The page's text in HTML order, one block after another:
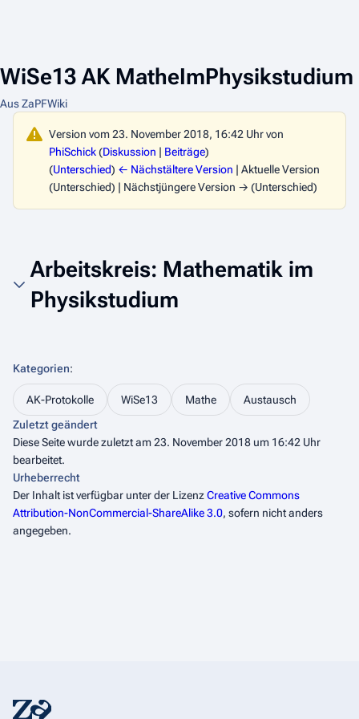
WiSe13 AK MatheImPhysikstudium
Aus ZaPFWiki
Version vom 23. November 2018, 16:42 Uhr von
PhiSchick(Diskussion | Beiträge)
(Unterschied) ← Nächstältere Version | Aktuelle Version
(Unterschied) | Nächstjüngere Version → (Unterschied)
Arbeitskreis: Mathematik im
Physikstudium
Kategorien:
AK-Protokolle WiSe13 Mathe
Austausch
Zuletzt geändert
Diese Seite wurde zuletzt am 23. November 2018 um 16:42 Uhr
bearbeitet.
Urheberrecht
Der Inhalt ist verfügbar unter der LizenzCreative Commons
Attribution-NonCommercial-ShareAlike 3.0, sofern nicht anders
angegeben.